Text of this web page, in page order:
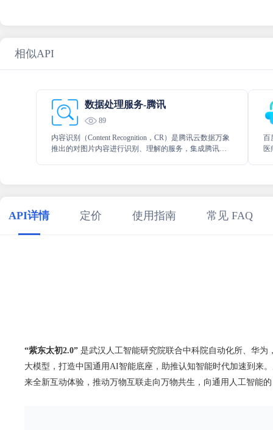
相似API
数据处理服务-腾讯
89
内容识别（Content Recognition，CR）是腾讯云数据万象
推出的对图片内容进行识别、理解的服务，集成腾讯云
百
API详情 定价 使用指南 常见 FAQ
“紫东太初2.0” 是武汉人工智能研究院联合中科院自动化所、华
大模型，打造中国通用AI智能底座，助推认知智能时代加速到来
来全新互动体验，推动万物互联走向万物共生，向通用人工智能